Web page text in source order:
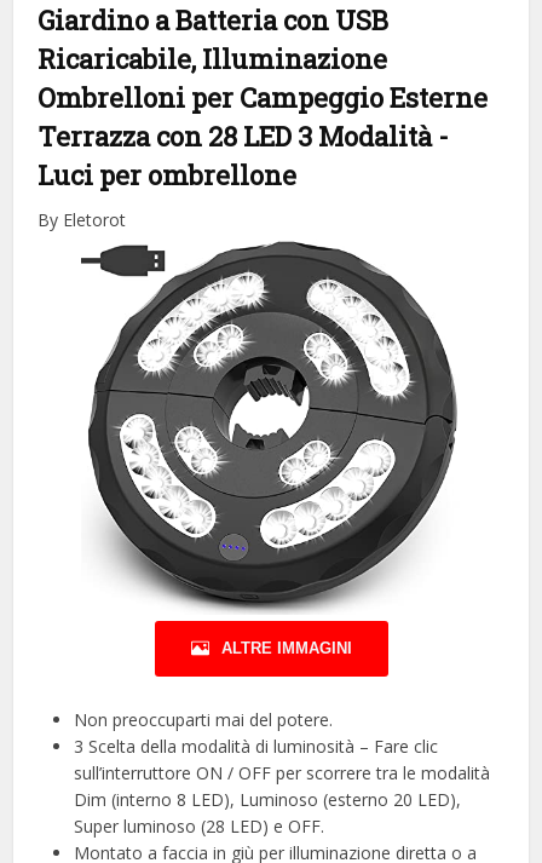
Giardino a Batteria con USB
Ricaricabile, Illuminazione
Ombrelloni per Campeggio Esterne
Terrazza con 28 LED 3 Modalità -
Luci per ombrellone
By Eletorot
ALTRE IMMAGINI
Non preoccuparti mai del potere.
3 Scelta della modalità di luminosità – Fare clic
sull’interruttore ON / OFF per scorrere tra le modalità
Dim (interno 8 LED), Luminoso (esterno 20 LED),
Super luminoso (28 LED) e OFF.
Montato a faccia in giù per illuminazione diretta o a